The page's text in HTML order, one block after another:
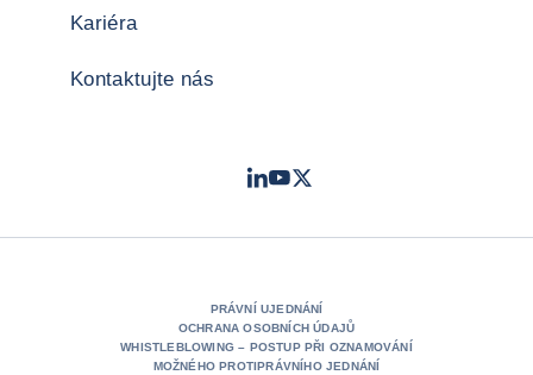
Kariéra
Kontaktujte nás
LinkedIn
Youtube
Twitter
PRÁVNÍ UJEDNÁNÍ
OCHRANA OSOBNÍCH ÚDAJŮ
WHISTLEBLOWING – POSTUP PŘI OZNAMOVÁNÍ
MOŽNÉHO PROTIPRÁVNÍHO JEDNÁNÍ